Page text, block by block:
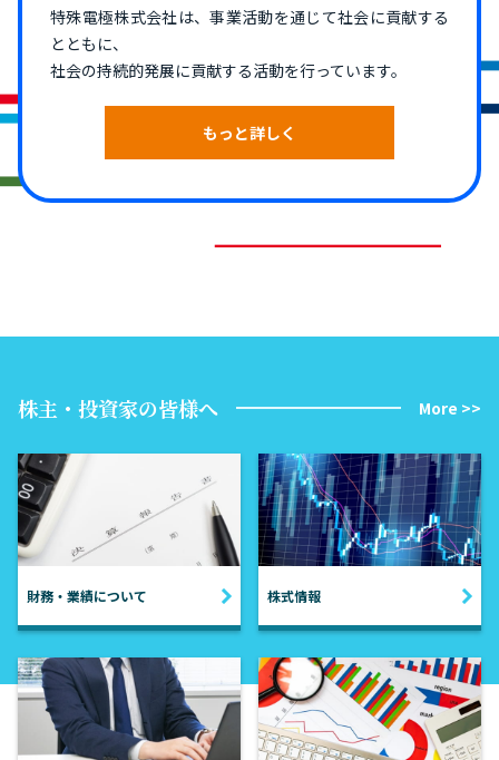
特殊電極株式会社は、事業活動を通じて社会に貢献する
とともに、
社会の持続的発展に貢献する活動を行っています。
もっと詳しく
株主・投資家の皆様へ More >>
財務・業績について 株式情報